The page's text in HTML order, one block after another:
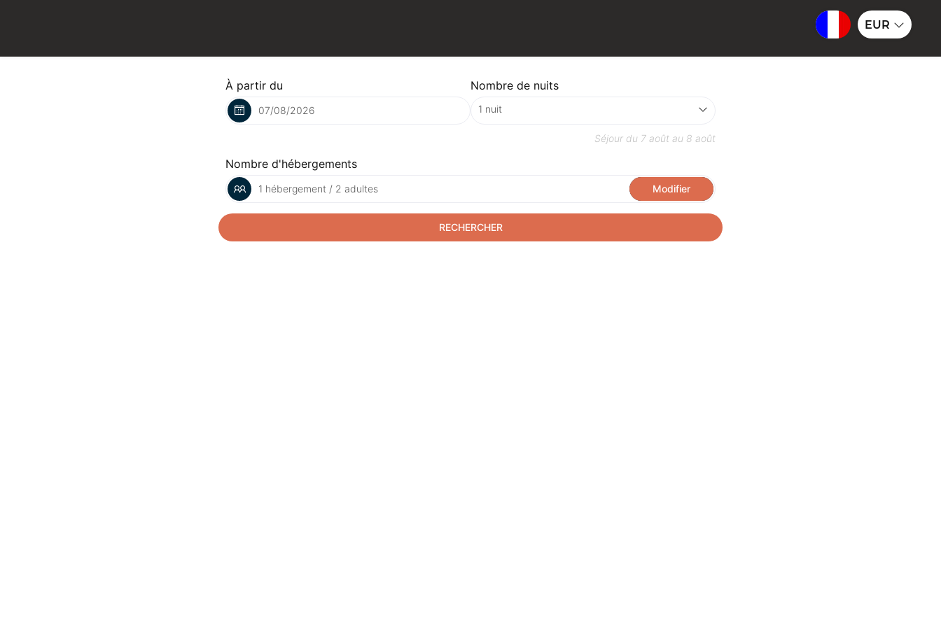
EUR
À partir du Nombre de nuits
Séjour du 7 août au 8 août
Nombre d'hébergements
1 hébergement / 2 adultes Modifier